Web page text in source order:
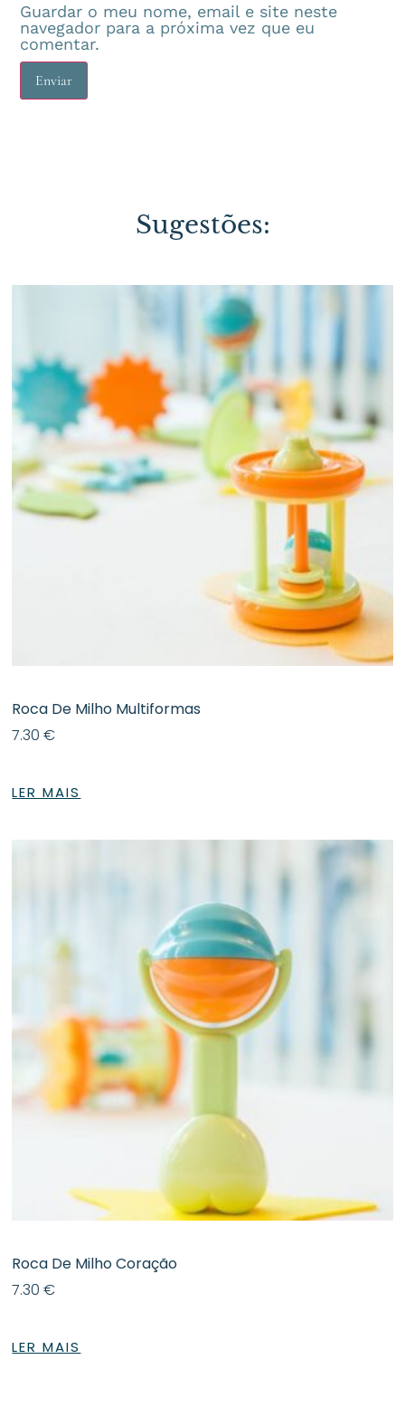
Guardar o meu nome, email e site neste
navegador para a próxima vez que eu
comentar.
Sugestões:
Roca De Milho Multiformas
7.30€
LER MAIS
Roca De Milho Coração
7.30€
LER MAIS